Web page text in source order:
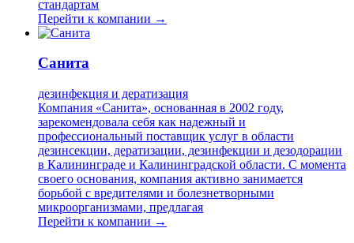
стандартам
Перейти к компании →
Санита
дезинфекция и дератизация
Компания «Санита», основанная в 2002 году,
зарекомендовала себя как надежный и
профессиональный поставщик услуг в области
дезинсекции, дератизации, дезинфекции и дезодорации
в Калининграде и Калининградской области. С момента
своего основания, компания активно занимается
борьбой с вредителями и болезнетворными
микроорганизмами, предлагая
Перейти к компании →